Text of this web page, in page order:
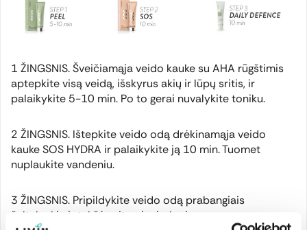
1 ŽINGSNIS. Šveičiamąja veido kauke su AHA rūgštimis
aptepkite visą veidą, išskyrus akių ir lūpų sritis, ir
palaikykite 5-10 min. Po to gerai nuvalykite toniku.
2 ŽINGSNIS. Ištepkite veido odą drėkinamąja veido
kauke SOS HYDRA ir palaikykite ją 10 min. Tuomet
nuplaukite vandeniu.
3 ŽINGSNIS. Pripildykite veido odą prabangiais
šaltalankių ir tekšės vitaminais, kurių gausu